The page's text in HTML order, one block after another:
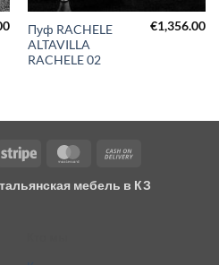
Пуф RACHELE
ALTAVILLA
RACHELE 02
€1,356.00
Stripe MasterCard
Delivery
мебель в КЗ